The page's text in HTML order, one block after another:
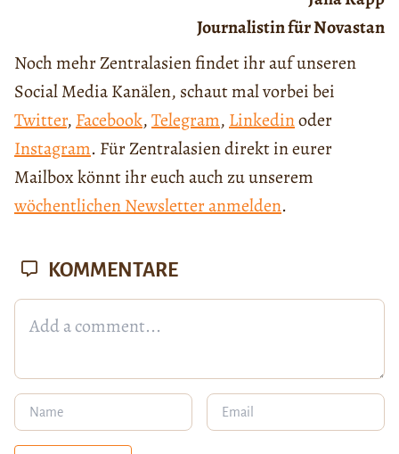
Journalistin für Novastan
Noch mehr Zentralasien findet ihr auf unseren
Social Media Kanälen, schaut mal vorbei bei
Twitter, Facebook,Telegram, Linkedinoder
Instagram. Für Zentralasien direkt in eurer
Mailbox könnt ihr euch auch zu unserem
wöchentlichen Newsletter anmelden.
KOMMENTARE